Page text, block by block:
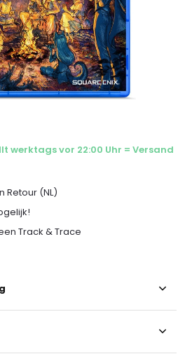
werktags vor 22:00 Uhr = Versand
Retour (NL)
Track & Trace